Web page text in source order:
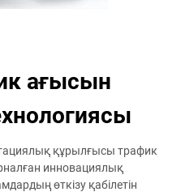
ағысын
құрылғысы трафик
инновациялық
өткізу қабілетін